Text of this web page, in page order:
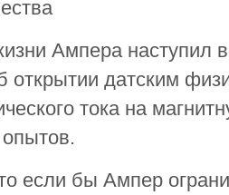
Ампера наступил в
открытии датским
тока на
если бы Ампер